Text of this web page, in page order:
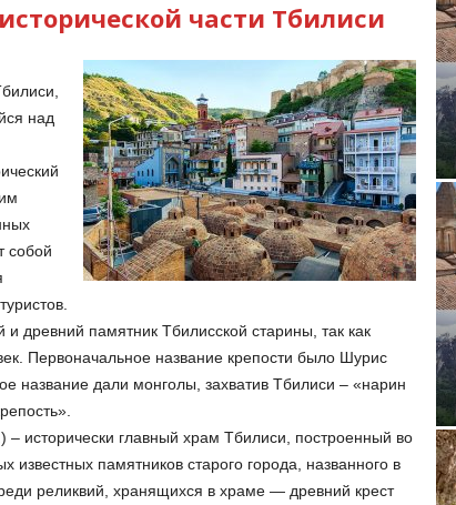
части Тбилиси
над
собой
древний памятник Тбилисской старины, так как
Первоначальное название крепости было Шурис
название дали монголы, захватив Тбилиси – «нарин
– исторически главный храм Тбилиси, построенный во
памятников старого города, названного в
реликвий, хранящихся в храме — древний крест